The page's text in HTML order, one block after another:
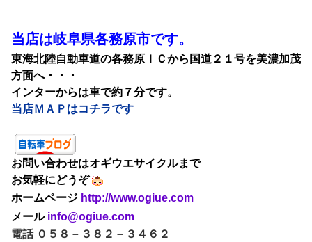
当店は岐阜県各務原市です。
東海北陸自動車道の各務原ＩＣから国道２１号を美濃加茂
方面へ・・・
インターからは車で約７分です。
当店ＭＡＰはコチラです
お問い合わせはオギウエサイクルまで
お気軽にどうぞ
ホームページ http://www.ogiue.com
メール info@ogiue.com
電話 ０５８－３８２－３４６２